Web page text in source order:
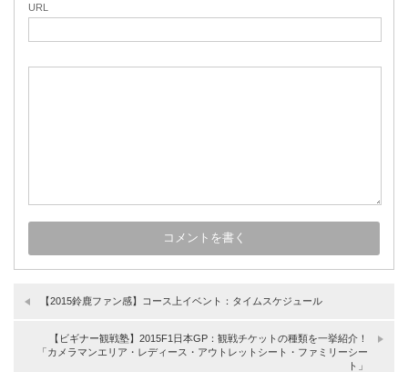
URL
【2015鈴鹿ファン感】コース上イベント：タイムスケジュール
【ビギナー観戦塾】2015F1日本GP：観戦チケットの種類を一挙紹介！
「カメラマンエリア・レディース・アウトレットシート・ファミリーシー
ト」